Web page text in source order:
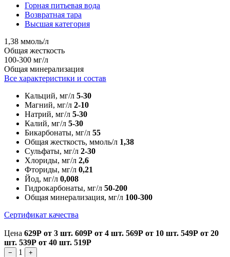
Горная питьевая вода
Возвратная тара
Высшая категория
1,38 ммоль/л
Общая жесткость
100-300 мг/л
Общая минерализация
Все характеристики и состав
Кальций, мг/л 5-30
Магний, мг/л 2-10
Натрий, мг/л 5-30
Калий, мг/л 5-30
Бикарбонаты, мг/л 55
Общая жесткость, ммоль/л 1,38
Сульфаты, мг/л 2-30
Хлориды, мг/л 2,6
Фториды, мг/л 0,21
Йод, мг/л 0,008
Гидрокарбонаты, мг/л 50-200
Общая минерализация, мг/л 100-300
Сертификат качества
Цена 629Р от 3 шт. 609Р от 4 шт. 569Р от 10 шт. 549Р от 20
шт. 539Р от 40 шт. 519Р
− 1 +